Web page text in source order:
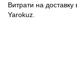
Витрати на доставку
Yarokuz.